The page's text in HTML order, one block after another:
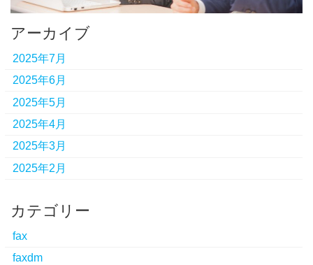
アーカイブ
2025年7月
2025年6月
2025年5月
2025年4月
2025年3月
2025年2月
カテゴリー
fax
faxdm